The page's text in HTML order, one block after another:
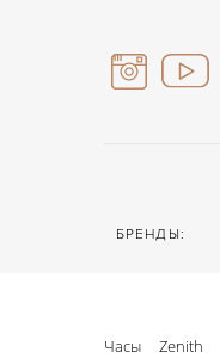
БРЕНДЫ:
Часы Zenith